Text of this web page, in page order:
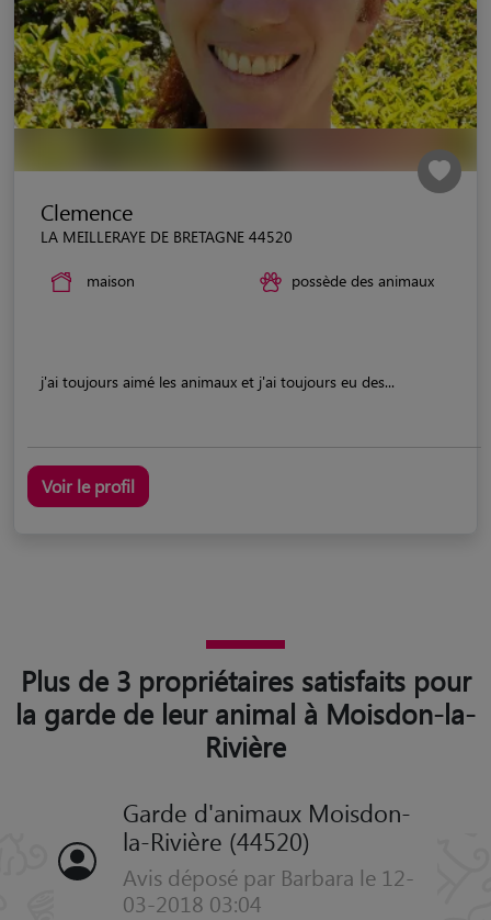
Clemence
LA MEILLERAYE DE BRETAGNE 44520
maison possède des animaux
j'ai toujours aimé les animaux et j'ai toujours eu des...
Voir le profil
Plus de 3 propriétaires satisfaits pour
la garde de leur animal à Moisdon-la-
Rivière
Garde d'animaux Moisdon-
la-Rivière (44520)
Avis déposé par Barbara le 12-
03-2018 03:04